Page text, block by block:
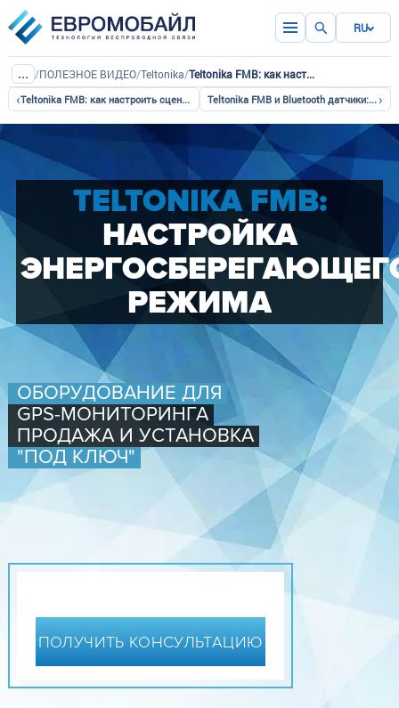
RU
... /ПОЛЕЗНОЕ ВИДЕО/Teltonika/ Teltonika FMB: как настроить энергосберегающий режим
‹ Teltonika FMB: как настроить сценарии безопасного вождения Teltonika FMB и Bluetooth датчики: легкая настройка ›
TELTONIKA FMB:
НАСТРОЙКА
РЕЖИМА
ОБОРУДОВАНИЕ ДЛЯ
GPS-МОНИТОРИНГА
ПРОДАЖА И УСТАНОВКА
"ПОД КЛЮЧ"
ПОЛУЧИТЬ КОНСУЛЬТАЦИЮ